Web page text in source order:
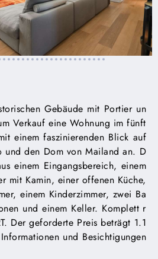
Gebäude mit Portier un
Verkauf eine Wohnung im fünft
einem faszinierenden Blick auf
und den Dom von Mailand an. D
einem Eingangsbereich, einem
mit Kamin, einer offenen Küche,
einem Kinderzimmer, zwei Ba
und einem Keller. Komplett r
Der geforderte Preis beträgt 1.1
und Besichtigungen